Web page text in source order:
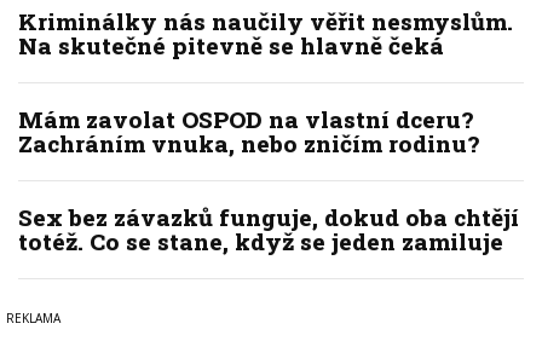
Kriminálky nás naučily věřit nesmyslům.
Na skutečné pitevně se hlavně čeká
Mám zavolat OSPOD na vlastní dceru?
Zachráním vnuka, nebo zničím rodinu?
Sex bez závazků funguje, dokud oba chtějí
totéž. Co se stane, když se jeden zamiluje